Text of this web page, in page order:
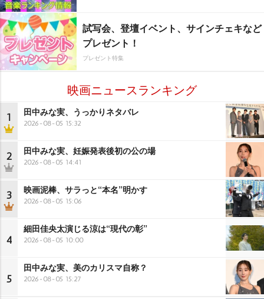
試写会、登壇イベント、サインチェキなど
プレゼント！
プレゼント特集
映画ニュースランキング
1 田中みな実、うっかりネタバレ
2026-08-05 15:32
2 田中みな実、妊娠発表後初の公の場
2026-08-05 14:41
3 映画泥棒、サラっと“本名”明かす
2026-08-05 15:06
4
細田佳央太演じる涼は“現代の彰”
2026-08-05 10:00
5
田中みな実、美のカリスマ自称？
2026-08-05 15:27